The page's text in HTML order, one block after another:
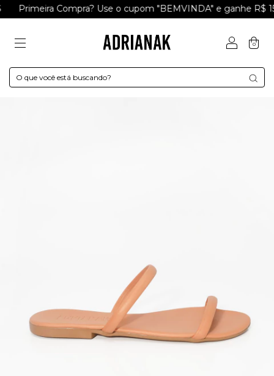
Primeira Compra? Use o cupom "BEMVINDA" e ganhe R$ 15
0